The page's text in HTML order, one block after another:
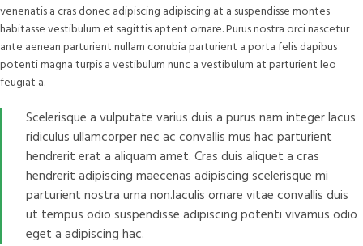
venenatis a cras donec adipiscing adipiscing at a suspendisse montes
habitasse vestibulum et sagittis aptent ornare. Purus nostra orci nascetur
ante aenean parturient nullam conubia parturient a porta felis dapibus
potenti magna turpis a vestibulum nunc a vestibulum at parturient leo
feugiat a.
Scelerisque a vulputate varius duis a purus nam integer lacus
ridiculus ullamcorper nec ac convallis mus hac parturient
hendrerit erat a aliquam amet. Cras duis aliquet a cras
hendrerit adipiscing maecenas adipiscing scelerisque mi
parturient nostra urna non.Iaculis ornare vitae convallis duis
ut tempus odio suspendisse adipiscing potenti vivamus odio
eget a adipiscing hac.